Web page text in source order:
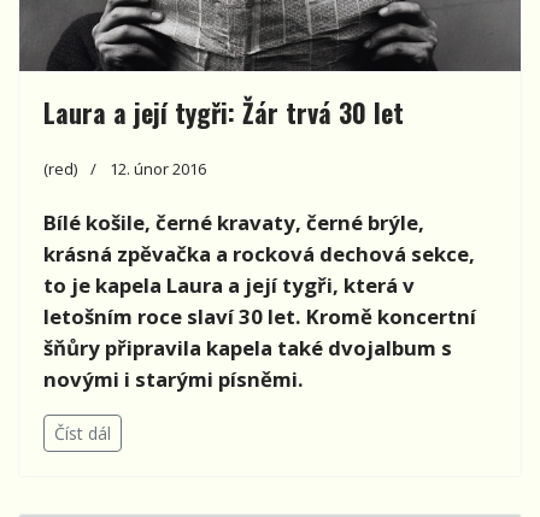
Laura a její tygři: Žár trvá 30 let
(red) 12. únor 2016
Bílé košile, černé kravaty, černé brýle,
krásná zpěvačka a rocková dechová sekce,
to je kapela Laura a její tygři, která v
letošním roce slaví 30 let. Kromě koncertní
šňůry připravila kapela také dvojalbum s
novými i starými písněmi.
Číst dál